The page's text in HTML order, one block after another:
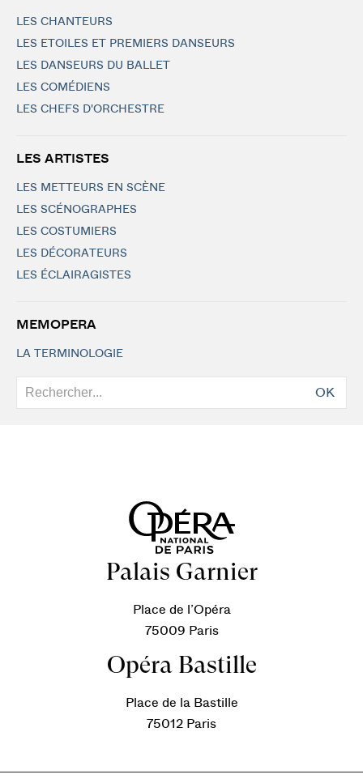
LES CHANTEURS
LES ETOILES ET PREMIERS DANSEURS
LES DANSEURS DU BALLET
LES COMÉDIENS
LES CHEFS D'ORCHESTRE
LES ARTISTES
LES METTEURS EN SCÈNE
LES SCÉNOGRAPHES
LES COSTUMIERS
LES DÉCORATEURS
LES ÉCLAIRAGISTES
MEMOPERA
LA TERMINOLOGIE
OK
Palais Garnier
Place de l’Opéra
75009 Paris
Opéra Bastille
Place de la Bastille
75012 Paris